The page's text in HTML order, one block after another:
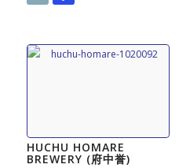
HUCHU HOMARE
BREWERY (府中誉)